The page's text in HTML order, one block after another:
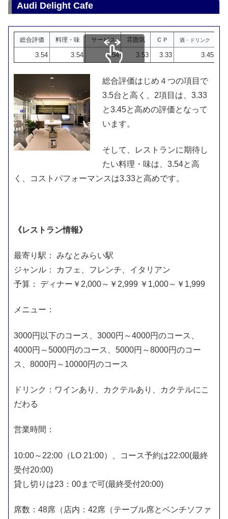
Audi Delight Cafe
総合評価 料理・味 サービス 雰囲気 ＣＰ 酒・ドリンク
3.54 3.54 3.54 3.53 3.33 3.45
総合評価はじめ４つの項目で
3.5台と高く、2項目は、3.33
と3.45と高めの評価となって
います。
そして、レストランに期待し
たい料理・味は、3.54と高
く、コストパフォーマンスは3.33と高めです。
《レストラン情報》
最寄り駅： みなとみらい駅
ジャンル： カフェ、フレンチ、イタリアン
予算： ディナー￥2,000～￥2,999 ￥1,000～￥1,999
メニュー：
3000円以下のコース、3000円～4000円のコース、
4000円～5000円のコース、5000円～8000円のコー
ス、8000円～10000円のコース
ドリンク：ワインあり、カクテルあり、カクテルにこ
だわる
営業時間：
10:00～22:00（LO 21:00）、コース予約は22:00(最終
受付20:00)
貸し切りは23：00まで可(最終受付20:00)
席数：48席（店内：42席（テーブル席とベンチソファ